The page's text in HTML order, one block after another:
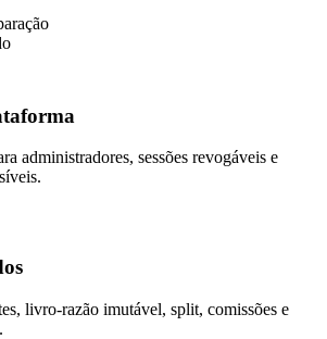
administradores, sessões revogáveis e
livro-razão imutável, split, comissões e